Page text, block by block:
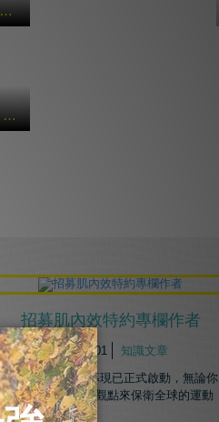
打球吃蘿蔔乾別硬撐 三招貼紮避免二度傷害
打造一雙金剛手 每局Strike沒問題
招募肌內效特約專欄作者
2019/08/01
知識文章
肌內效EX作者招募現已正式啟動，無論你
想要怎樣用自己的觀點來保衛全球的運動
人，